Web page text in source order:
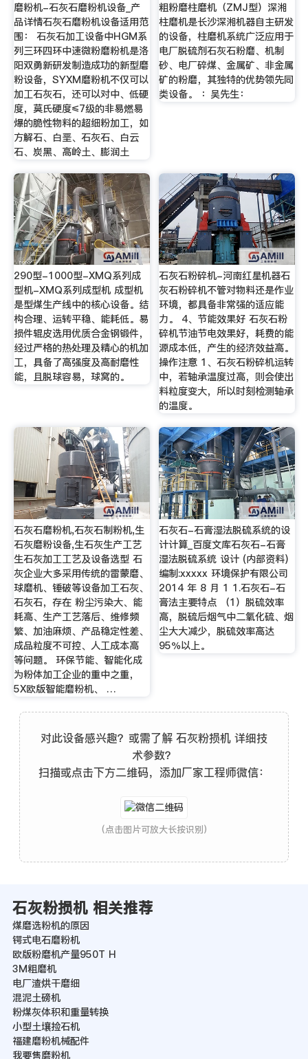
磨粉机-石灰石磨粉机设备_产
品详情石灰石磨粉机设备适用范
围： 石灰石加工设备中HGM系
列三环四环中速微粉磨粉机是洛
阳双勇新研发制造成功的新型磨
粉设备，SYXM磨粉机不仅可以
加工石灰石，还可以对中、低硬
度，莫氏硬度≤7级的非易燃易
爆的脆性物料的超细粉加工，如
方解石、白垩、石灰石、白云
石、炭黑、高岭土、膨润土
粗粉磨柱磨机（ZMJ型）深湘
柱磨机是长沙深湘机器自主研发
的设备，柱磨机系统广泛应用于
电厂脱硫剂石灰石粉磨、机制
砂、电厂碎煤、金属矿、非金属
矿的粉磨，其独特的优势领先同
类设备。 ：吴先生：
290型-1000型-XMQ系列成
型机-XMQ系列成型机 成型机
是型煤生产线中的核心设备。结
构合理、运转平稳、能耗低。易
损件辊皮选用优质合金钢锻件，
经过严格的热处理及精心的机加
工，具备了高强度及高耐磨性
能，且脱球容易，球窝的。
石灰石粉碎机-河南红星机器石
灰石粉碎机不管对物料还是作业
环境，都具备非常强的适应能
力。 4、节能效果好 石灰石粉
碎机节油节电效果好，耗费的能
源成本低，产生的经济效益高。
操作注意 1、石灰石粉碎机运转
中，若轴承温度过高，则会使出
料粒度变大，所以时刻检测轴承
的温度。
石灰石磨粉机,石灰石制粉机,生
石灰磨粉设备,生石灰生产工艺
生石灰加工工艺及设备选型 石
灰企业大多采用传统的雷蒙磨、
球磨机、锤破等设备加工石灰、
石灰石，存在 粉尘污染大、能
耗高、生产工艺落后、维修频
繁、加油麻烦、产品稳定性差、
成品粒度不可控、人工成本高
等问题。 环保节能、智能化成
为粉体加工企业的重中之重，
5X欧版智能磨粉机、 …
石灰石-石膏湿法脱硫系统的设
计计算_百度文库石灰石-石膏
湿法脱硫系统 设计 (内部资料)
编制:xxxxx 环境保护有限公司
2014 年 8 月 1 1.石灰石-石
膏法主要特点 （1）脱硫效率
高，脱硫后烟气中二氧化硫、烟
尘大大减少，脱硫效率高达
95％以上。
对此设备感兴趣？或需了解 石灰粉损机 详细技
术参数？
扫描或点击下方二维码，添加厂家工程师微信：
(点击图片可放大长按识别)
石灰粉损机 相关推荐
煤磨选粉机的原因
锷式电石磨粉机
欧版粉磨机产量950T H
3M粗磨机
电厂渣烘干磨细
混泥土磅机
粉煤灰体积和重量转换
小型土壤捡石机
福建磨粉机械配件
我要售磨粉机